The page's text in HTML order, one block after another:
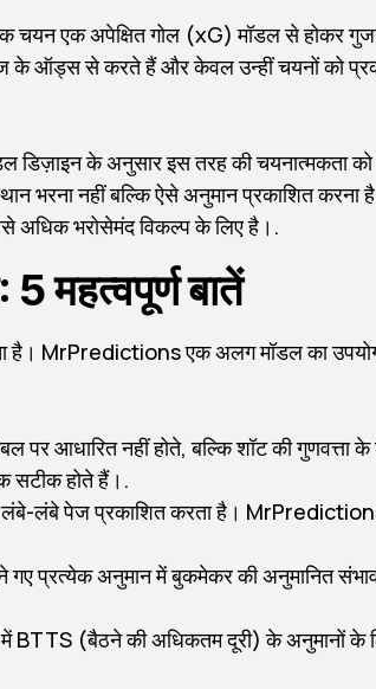
एक अपेक्षित गोल (xG) मॉडल से होकर
के ऑड्स से करते हैं और केवल उन्हीं चयनों को
डिज़ाइन के अनुसार इस तरह की चयनात्मकता
भरना नहीं बल्कि ऐसे अनुमान प्रकाशित करना
अधिक भरोसेमंद विकल्प के लिए है।.
बातें
है। MrPredictions एक अलग मॉडल का
आधारित नहीं होते, बल्कि शॉट की गुणवत्ता के
सटीक होते हैं।.
लंबे-लंबे पेज प्रकाशित करता है।
गए प्रत्येक अनुमान में बुकमेकर की अनुमानित
BTTS (बैठने की अधिकतम दूरी) के अनुमानों के